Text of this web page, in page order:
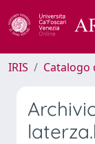
IRIS Catalogo